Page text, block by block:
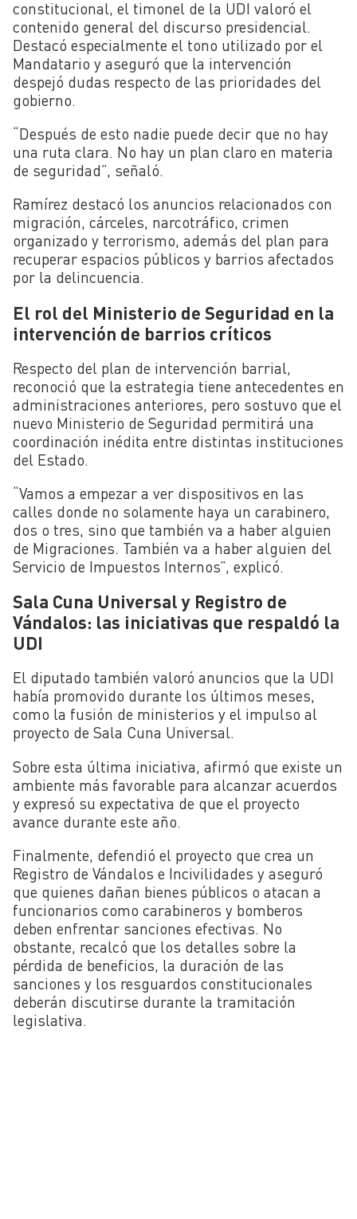
constitucional, el timonel de la UDI valoró el
contenido general del discurso presidencial.
Destacó especialmente el tono utilizado por el
Mandatario y aseguró que la intervención
despejó dudas respecto de las prioridades del
gobierno.
“Después de esto nadie puede decir que no hay
una ruta clara. No hay un plan claro en materia
de seguridad”, señaló.
Ramírez destacó los anuncios relacionados con
migración, cárceles, narcotráfico, crimen
organizado y terrorismo, además del plan para
recuperar espacios públicos y barrios afectados
por la delincuencia.
El rol del Ministerio de Seguridad en la
intervención de barrios críticos
Respecto del plan de intervención barrial,
reconoció que la estrategia tiene antecedentes en
administraciones anteriores, pero sostuvo que el
nuevo Ministerio de Seguridad permitirá una
coordinación inédita entre distintas instituciones
del Estado.
“Vamos a empezar a ver dispositivos en las
calles donde no solamente haya un carabinero,
dos o tres, sino que también va a haber alguien
de Migraciones. También va a haber alguien del
Servicio de Impuestos Internos”, explicó.
Sala Cuna Universal y Registro de
Vándalos: las iniciativas que respaldó la
UDI
El diputado también valoró anuncios que la UDI
había promovido durante los últimos meses,
como la fusión de ministerios y el impulso al
proyecto de Sala Cuna Universal.
Sobre esta última iniciativa, afirmó que existe un
ambiente más favorable para alcanzar acuerdos
y expresó su expectativa de que el proyecto
avance durante este año.
Finalmente, defendió el proyecto que crea un
Registro de Vándalos e Incivilidades y aseguró
que quienes dañan bienes públicos o atacan a
funcionarios como carabineros y bomberos
deben enfrentar sanciones efectivas. No
obstante, recalcó que los detalles sobre la
pérdida de beneficios, la duración de las
sanciones y los resguardos constitucionales
deberán discutirse durante la tramitación
legislativa.